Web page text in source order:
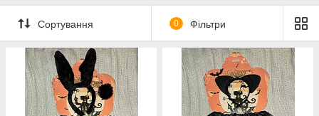
Сортування 0 Фільтри